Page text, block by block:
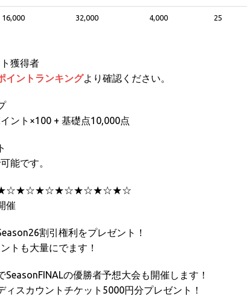
16,000 32,000 4,000 25
獲得者
イントランキングより確認ください。
ント×100 + 基礎点10,000点
能です。
催
割引権利をプレゼント！
トも大量にでます！
SeasonFINALの優勝者予想大会も開催します！
ィスカウントチケット5000円分プレゼント！